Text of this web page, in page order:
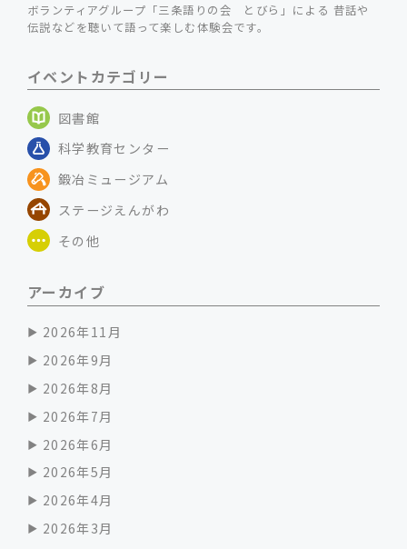
ボランティアグループ「三条語りの会 とびら」による 昔話や
伝説などを聴いて語って楽しむ体験会です。
イベントカテゴリー
図書館
科学教育センター
鍛冶ミュージアム
ステージえんがわ
その他
アーカイブ
2026年11月
2026年9月
2026年8月
2026年7月
2026年6月
2026年5月
2026年4月
2026年3月